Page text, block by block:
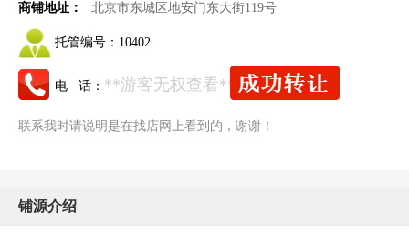
商铺地址：
北京市东城区地安门东大街119号
托管编号： 10402
电 话： **游客无权查看**
联系我时请说明是在找店网上看到的，谢谢！
铺源介绍